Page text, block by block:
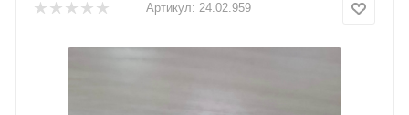
Артикул: 24.02.959